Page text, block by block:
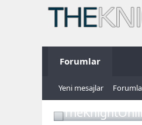
Forumlar
Yeni mesajlar